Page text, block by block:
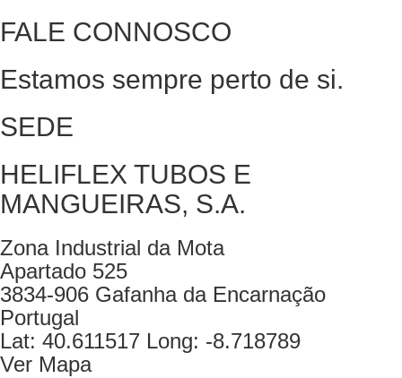
FALE CONNOSCO
Estamos sempre perto de si.
SEDE
HELIFLEX TUBOS E
MANGUEIRAS, S.A.
Zona Industrial da Mota
Apartado 525
3834-906 Gafanha da Encarnação
Portugal
Lat: 40.611517 Long: -8.718789
Ver Mapa